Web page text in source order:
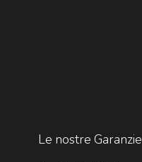
Le nostre Garanzie